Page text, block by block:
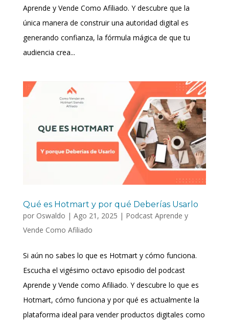
Aprende y Vende Como Afiliado. Y descubre que la
única manera de construir una autoridad digital es
generando confianza, la fórmula mágica de que tu
audiencia crea...
Qué es Hotmart y por qué Deberías Usarlo
por Oswaldo | Ago 21, 2025 | Podcast Aprende y
Vende Como Afiliado
Si aún no sabes lo que es Hotmart y cómo funciona.
Escucha el vigésimo octavo episodio del podcast
Aprende y Vende como Afiliado. Y descubre lo que es
Hotmart, cómo funciona y por qué es actualmente la
plataforma ideal para vender productos digitales como